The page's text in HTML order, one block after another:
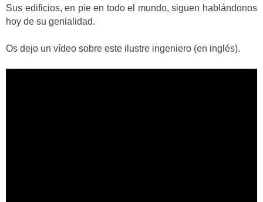
Sus edificios, en pie en todo el mundo, siguen hablándonos
hoy de su genialidad.
Os dejo un vídeo sobre este ilustre ingeniero (en inglés).